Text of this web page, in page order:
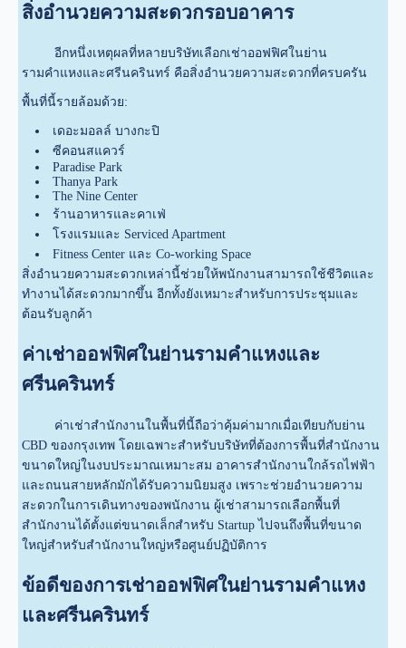
สิ่งอำนวยความสะดวกรอบอาคาร
อีกหนึ่งเหตุผลที่หลายบริษัทเลือกเช่าออฟฟิศในย่าน
รามคำแหงและศรีนครินทร์ คือสิ่งอำนวยความสะดวกที่ครบครัน
พื้นที่นี้รายล้อมด้วย:
เดอะมอลล์ บางกะปิ
ซีคอนสแควร์
Paradise Park
Thanya Park
The Nine Center
ร้านอาหารและคาเฟ่
โรงแรมและ Serviced Apartment
Fitness Center และ Co-working Space
สิ่งอำนวยความสะดวกเหล่านี้ช่วยให้พนักงานสามารถใช้ชีวิตและ
ทำงานได้สะดวกมากขึ้น อีกทั้งยังเหมาะสำหรับการประชุมและ
ต้อนรับลูกค้า
ค่าเช่าออฟฟิศในย่านรามคำแหงและ
ศรีนครินทร์
ค่าเช่าสำนักงานในพื้นที่นี้ถือว่าคุ้มค่ามากเมื่อเทียบกับย่าน
CBD ของกรุงเทพ โดยเฉพาะสำหรับบริษัทที่ต้องการพื้นที่สำนักงาน
ขนาดใหญ่ในงบประมาณเหมาะสม อาคารสำนักงานใกล้รถไฟฟ้า
และถนนสายหลักมักได้รับความนิยมสูง เพราะช่วยอำนวยความ
สะดวกในการเดินทางของพนักงาน ผู้เช่าสามารถเลือกพื้นที่
สำนักงานได้ตั้งแต่ขนาดเล็กสำหรับ Startup ไปจนถึงพื้นที่ขนาด
ใหญ่สำหรับสำนักงานใหญ่หรือศูนย์ปฏิบัติการ
ข้อดีของการเช่าออฟฟิศในย่านรามคำแหง
และศรีนครินทร์